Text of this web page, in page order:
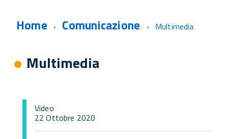
Home Comunicazione Multimedia
Multimedia
Video
22 Ottobre 2020